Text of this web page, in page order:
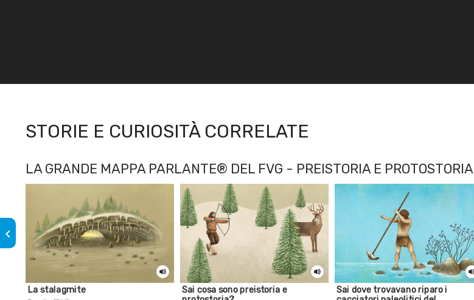
STORIE E CURIOSITÀ CORRELATE
LA GRANDE MAPPA PARLANTE® DEL FVG - PREISTORIA E PROTOSTORIA
La stalagmite
Sai cosa sono preistoria e
Sai dove trovavano riparo i
keyboard_arrow_left